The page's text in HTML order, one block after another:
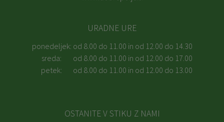
URADNE URE
ponedeljek: od 8.00 do 11.00 in od 12.00 do 14.30
sreda:
od 8.00 do 11.00 in od 12.00 do 17.00
petek:
od 8.00 do 11.00 in od 12.00 do 13.00
OSTANITE V STIKU Z NAMI